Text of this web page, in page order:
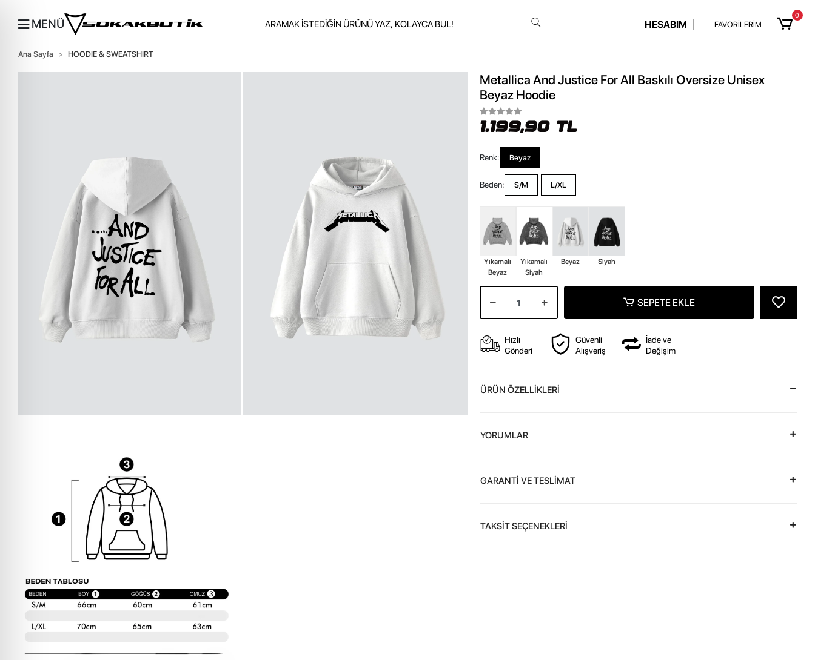
MENÜ HESABIM FAVORİLERİM
0
Ana Sayfa HOODIE & SWEATSHIRT
Metallica And Justice For All Baskılı Oversize Unisex
Beyaz Hoodie
1.199,90 TL
Renk: Beyaz
Beden: S/M L/XL
Yıkamalı
Beyaz
Yıkamalı
Siyah
Beyaz Siyah
SEPETE EKLE
Hızlı
Gönderi
Güvenli
Alışveriş
İade ve
Değişim
ÜRÜN ÖZELLİKLERİ
YORUMLAR
GARANTİ VE TESLİMAT
TAKSİT SEÇENEKLERİ